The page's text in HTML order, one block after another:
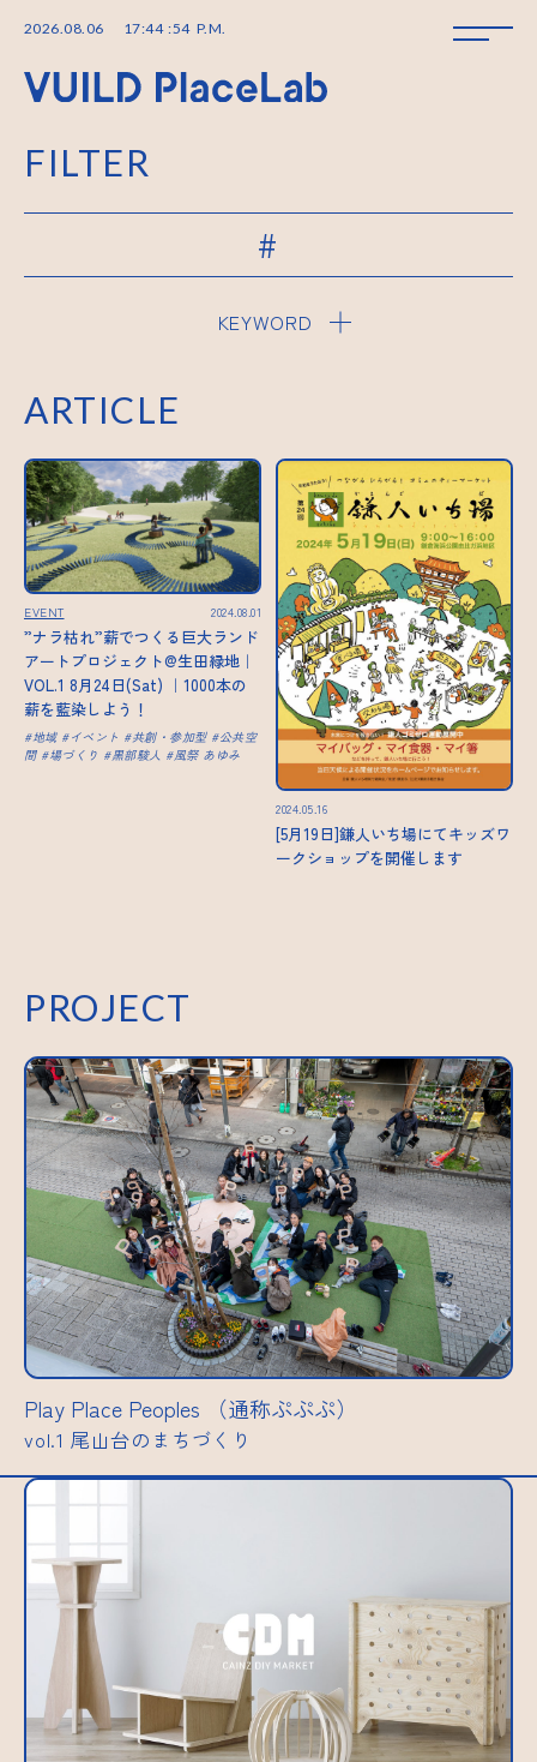
2026.08.06 17:44 :55 P.M.
FILTER
#
KEYWORD
ARTICLE
EVENT 2024.08.01
”ナラ枯れ”薪でつくる巨大ランド
アートプロジェクト@生田緑地｜
VOL.1 8月24日(Sat) ｜1000本の
薪を藍染しよう！
地域 イベント 共創・参加型
公共空
間
場づくり 黒部駿人 風祭 あゆみ
2024.05.16
[5月19日]鎌人いち場にてキッズワ
ークショップを開催します
PROJECT
Play Place Peoples （通称ぷぷぷ）
vol.1 尾山台のまちづくり